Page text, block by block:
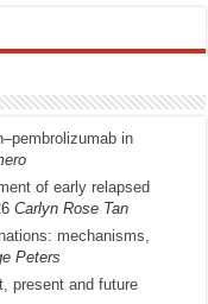
in
of early relapsed
Carlyn Rose Tan
mechanisms,
Peters
present and future